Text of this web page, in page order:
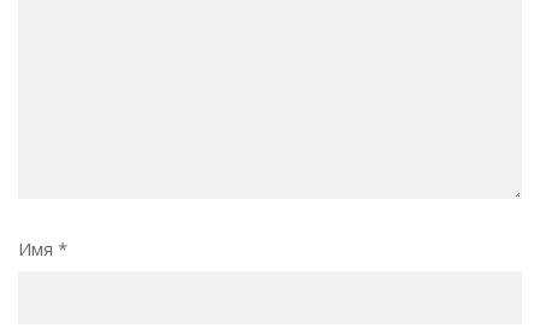
Имя *